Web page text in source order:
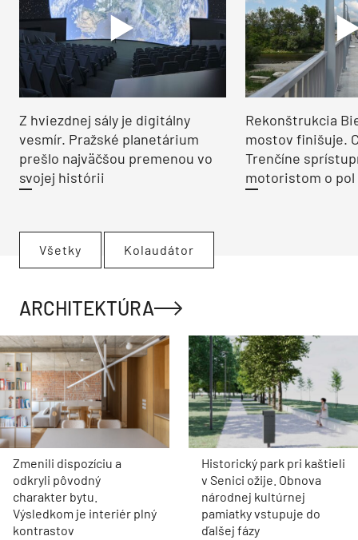
Z hviezdnej sály je digitálny
vesmír. Pražské planetárium
prešlo najväčšou premenou vo
svojej histórii
Rekonštrukcia
mostov finišuje.
Trenčíne
motoristom o pol
Všetky Kolaudátor
ARCHITEKTÚRA
Zmenili dispozíciu a
odkryli pôvodný
charakter bytu.
Výsledkom je interiér plný
kontrastov
Historický park pri kaštieli
v Senici ožije. Obnova
národnej kultúrnej
pamiatky vstupuje do
ďalšej fázy